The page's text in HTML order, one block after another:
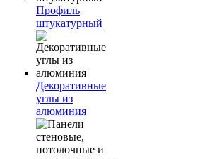
Профиль
штукатурный
Декоративные
углы из
алюминия